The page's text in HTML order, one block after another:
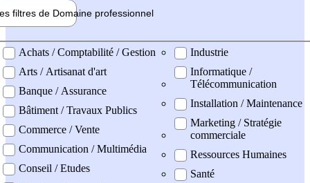
filtres de Domaine professionnel
professionel
Achats / Comptabilité / Gestion
Arts / Artisanat d'art
Banque / Assurance
Bâtiment / Travaux Publics
Commerce / Vente
Communication / Multimédia
Conseil / Etudes
Industrie
Informatique /
Télécommunication
Installation / Maintenance
Marketing / Stratégie
commerciale
Ressources Humaines
Santé